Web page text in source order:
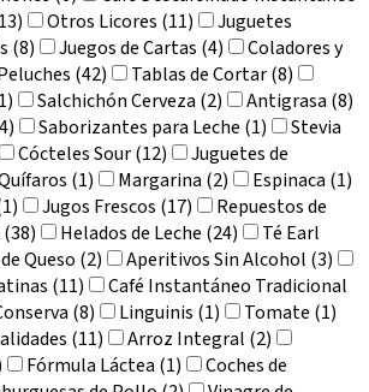
Otros Licores (11)
Juguetes
(8)
Juegos de Cartas (4)
Coladores y
(42)
Tablas de Cortar (8)
Salchichón Cerveza (2)
Antigrasa (8)
Saborizantes para Leche (1)
Stevia
Cócteles Sour (12)
Juguetes de
(1) Margarina (2)
Espinaca (1)
Jugos Frescos (17)
Repuestos de
Helados de Leche (24)
Té Earl
Queso (2)
Aperitivos Sin Alcohol (3)
(11)
Café Instantáneo Tradicional
(8) Linguinis (1)
Tomate (1)
(11)
Arroz Integral (2)
Fórmula Láctea (1)
Coches de